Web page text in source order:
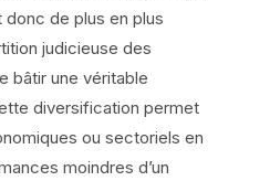
donc de plus en plus
judicieuse des
bâtir une véritable
diversification permet
ou sectoriels en
moindres d’un